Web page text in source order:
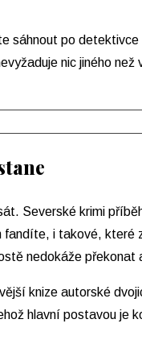
sáhnout po
nic jiného
Severské krimi
i takové, které
nedokáže
knize autorské
hlavní postavou je